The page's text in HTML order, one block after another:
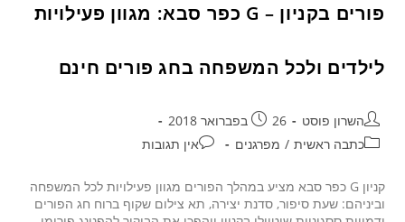
פורים בקניון – G כפר סבא: מגוון פעילויות
לילדים ולכל המשפחה בחג פורים חינם
השרון פוסט
26 בפברואר 2018
כתבה ראשית / מפרגנים אין תגובות
קניון G כפר סבא מציע במהלך הפורים מגוון פעילויות לכל המשפחה
וביניהם: שעת סיפור, סדנת יצירה, תא צילום שקוף ברוח חג הפורים